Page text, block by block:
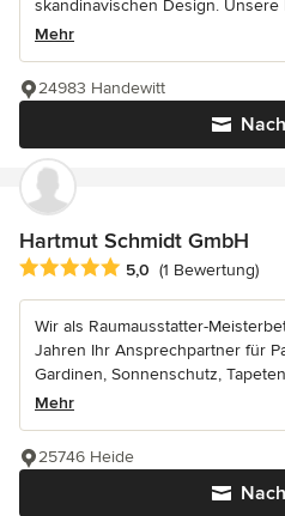
skandinavischen Design. Unsere
Mehr
24983 Handewitt
Hartmut Schmidt GmbH
Durchschnittliche Bewertung: 5
5,0 (1 Bewertung)
Wir als Raumausstatter-
Jahren Ihr Ansprechpartner für
Gardinen, Sonnenschutz,
Mehr
25746 Heide